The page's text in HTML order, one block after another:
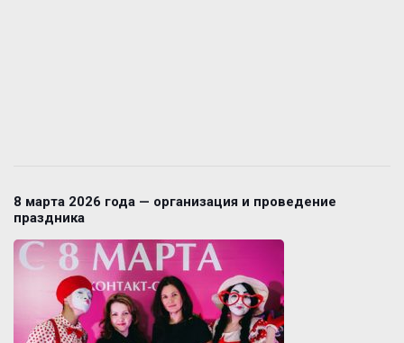
8 марта 2026 года — организация и проведение
праздника